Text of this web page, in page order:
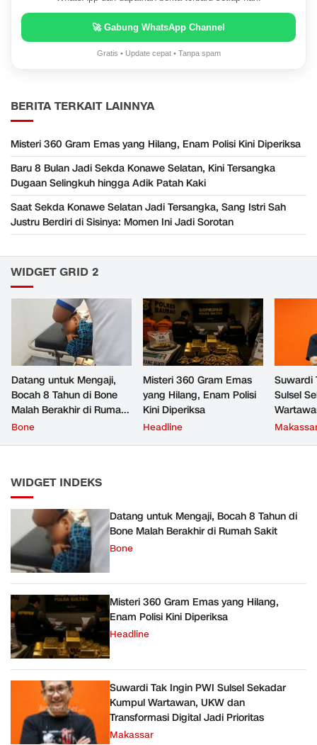
🚀 Gabung WhatsApp Channel
Gratis • Update cepat • Tanpa spam
BERITA TERKAIT LAINNYA
Misteri 360 Gram Emas yang Hilang, Enam Polisi Kini Diperiksa
Baru 8 Bulan Jadi Sekda Konawe Selatan, Kini Tersangka
Dugaan Selingkuh hingga Adik Patah Kaki
Saat Sekda Konawe Selatan Jadi Tersangka, Sang Istri Sah
Justru Berdiri di Sisinya: Momen Ini Jadi Sorotan
WIDGET GRID 2
Datang untuk Mengaji,
Bocah 8 Tahun di Bone
Malah Berakhir di Rumah
Sakit
Bone
Misteri 360 Gram Emas
yang Hilang, Enam Polisi
Kini Diperiksa
Headline
Suwardi
Sulsel
WIDGET INDEKS
Datang untuk Mengaji, Bocah 8 Tahun di
Bone Malah Berakhir di Rumah Sakit
Bone
Misteri 360 Gram Emas yang Hilang,
Enam Polisi Kini Diperiksa
Headline
Suwardi Tak Ingin PWI Sulsel Sekadar
Kumpul Wartawan, UKW dan
Transformasi Digital Jadi Prioritas
Makassar